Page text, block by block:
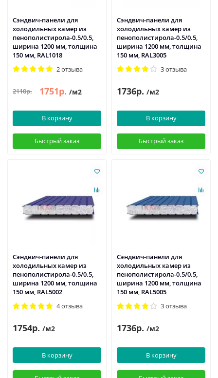
Сэндвич-панели для
холодильных камер из
пенополистирола-0.5/0.5,
ширина 1200 мм, толщина
150 мм, RAL1018
2 отзыва
2110р. 1751р. /м2
В корзину
Быстрый заказ
Сэндвич-панели для
холодильных камер из
пенополистирола-0.5/0.5,
ширина 1200 мм, толщина
150 мм, RAL3005
3 отзыва
1736р. /м2
В корзину
Быстрый заказ
Сэндвич-панели для
холодильных камер из
пенополистирола-0.5/0.5,
ширина 1200 мм, толщина
150 мм, RAL5002
4 отзыва
1754р. /м2
В корзину
Сэндвич-панели для
холодильных камер из
пенополистирола-0.5/0.5,
ширина 1200 мм, толщина
150 мм, RAL5005
3 отзыва
1736р. /м2
В корзину